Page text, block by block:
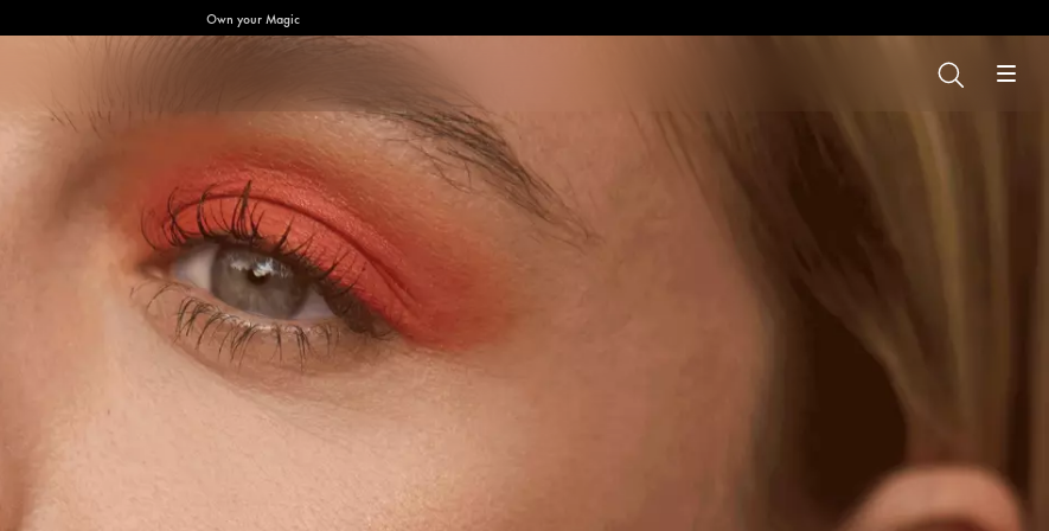
Own your Magic